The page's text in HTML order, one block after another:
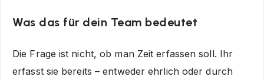
Was das für dein Team bedeutet
Die Frage ist nicht, ob man Zeit erfassen soll. Ihr
erfasst sie bereits – entweder ehrlich oder durch